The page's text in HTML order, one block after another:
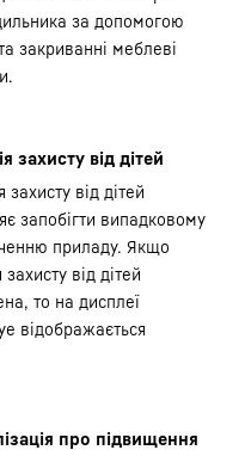
за допомогою
закриванні меблеві
захисту від дітей
захисту від дітей
запобігти випадковому
приладу. Якщо
захисту від дітей
то на дисплеї
відображається
про підвищення